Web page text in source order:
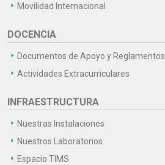
Movilidad Internacional
DOCENCIA
Documentos de Apoyo y Reglamentos
Actividades Extracurriculares
INFRAESTRUCTURA
Nuestras Instalaciones
Nuestros Laboratorios
Espacio TIMS